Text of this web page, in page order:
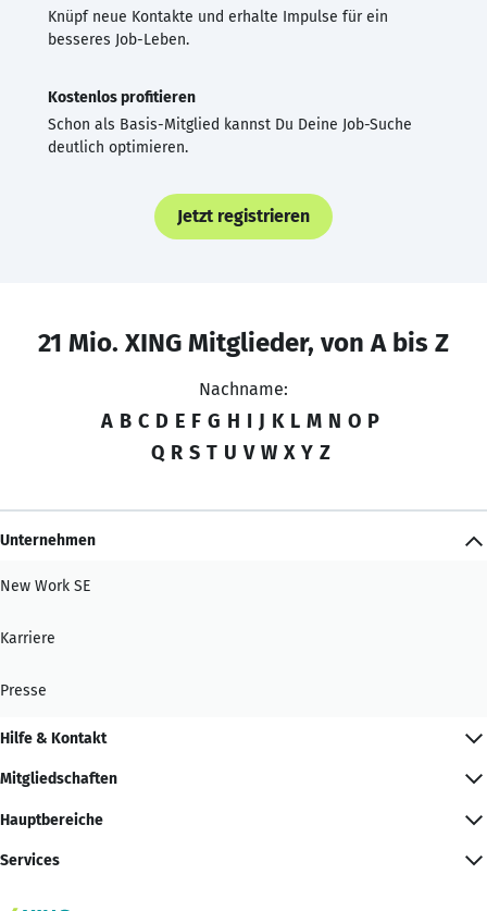
Knüpf neue Kontakte und erhalte Impulse für ein
besseres Job-Leben.
Kostenlos profitieren
Schon als Basis-Mitglied kannst Du Deine Job-Suche
deutlich optimieren.
Jetzt registrieren
21 Mio. XING Mitglieder, von A bis Z
Nachname:
A B C D E F G H I J K L M N O P
Q R S T U V W X Y Z
Unternehmen
New Work SE
Karriere
Presse
Hilfe & Kontakt
Mitgliedschaften
Hauptbereiche
Services